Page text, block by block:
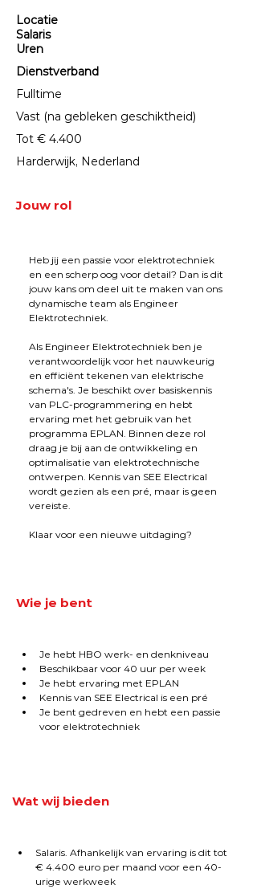
Locatie
Salaris
Uren
Dienstverband
Fulltime
Vast (na gebleken geschiktheid)
Tot € 4.400
Harderwijk, Nederland
Jouw rol
Heb jij een passie voor elektrotechniek
en een scherp oog voor detail? Dan is dit
jouw kans om deel uit te maken van ons
dynamische team als Engineer
Elektrotechniek.
Als Engineer Elektrotechniek ben je
verantwoordelijk voor het nauwkeurig
en efficiënt tekenen van elektrische
schema's. Je beschikt over basiskennis
van PLC-programmering en hebt
ervaring met het gebruik van het
programma EPLAN. Binnen deze rol
draag je bij aan de ontwikkeling en
optimalisatie van elektrotechnische
ontwerpen. Kennis van SEE Electrical
wordt gezien als een pré, maar is geen
vereiste.
Klaar voor een nieuwe uitdaging?
Wie je bent
Je hebt HBO werk- en denkniveau
Beschikbaar voor 40 uur per week
Je hebt ervaring met EPLAN
Kennis van SEE Electrical is een pré
Je bent gedreven en hebt een passie
voor elektrotechniek
Wat wij bieden
Salaris. Afhankelijk van ervaring is dit tot
€ 4.400 euro per maand voor een 40-
urige werkweek